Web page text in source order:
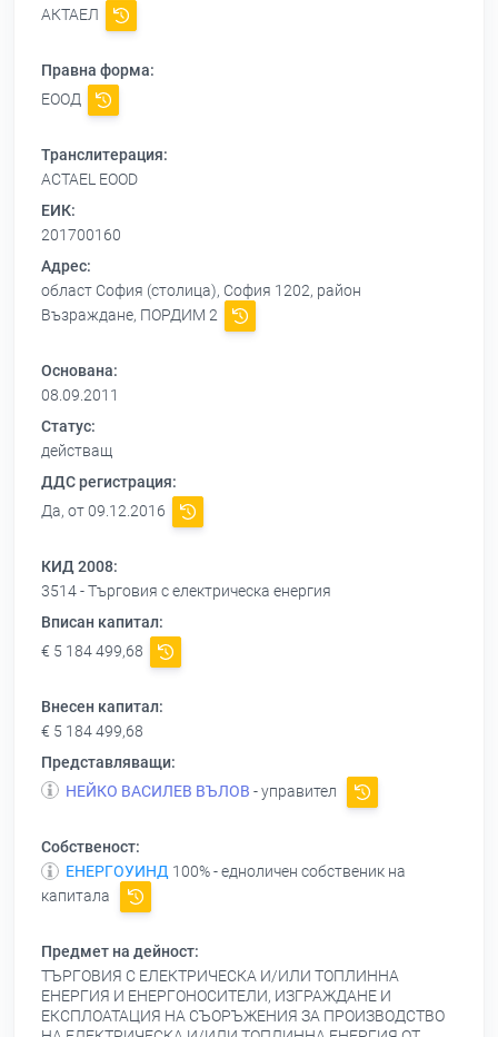
АКТАЕЛ
Правна форма:
ЕООД
Транслитерация:
ACTAEL EOOD
ЕИК:
201700160
Адрес:
област София (столица), София 1202, район
Възраждане, ПОРДИМ 2
Основана:
08.09.2011
Статус:
действащ
ДДС регистрация:
Да, от 09.12.2016
КИД 2008:
3514 - Търговия с електрическа енергия
Вписан капитал:
€ 5 184 499,68
Внесен капитал:
€ 5 184 499,68
Представляващи:
НЕЙКО ВАСИЛЕВ ВЪЛОВ - управител
Собственост:
ЕНЕРГОУИНД 100% - едноличен собственик на
капитала
Предмет на дейност:
ТЪРГОВИЯ С ЕЛЕКТРИЧЕСКА И/ИЛИ ТОПЛИННА
ЕНЕРГИЯ И ЕНЕРГОНОСИТЕЛИ, ИЗГРАЖДАНЕ И
ЕКСПЛОАТАЦИЯ НА СЪОРЪЖЕНИЯ ЗА ПРОИЗВОДСТВО